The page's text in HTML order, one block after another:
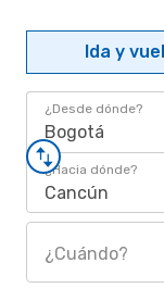
Ida y
¿Desde dónde?
Bogotá
¿Hacia dónde?
Cancún
¿Cuándo?